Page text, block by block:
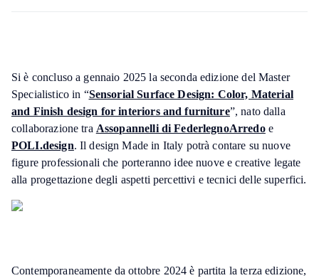
Si è concluso a gennaio 2025 la seconda edizione del Master
Specialistico in “Sensorial Surface Design: Color, Material
and Finish design for interiors and furniture”, nato dalla
collaborazione tra Assopannelli di FederlegnoArredoe
POLI.design. Il design Made in Italy potrà contare su nuove
figure professionali che porteranno idee nuove e creative legate
alla progettazione degli aspetti percettivi e tecnici delle superfici.
Contemporaneamente da ottobre 2024 è partita la terza edizione,